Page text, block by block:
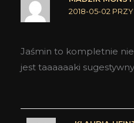
2018-05-02 PRZY
Jaśmin to kompletnie
jest taaaaaaki